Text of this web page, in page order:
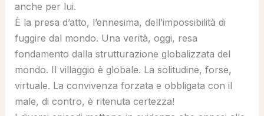
anche per lui.
È la presa d’atto, l’ennesima, dell’impossibilità di
fuggire dal mondo. Una verità, oggi, resa
fondamento dalla strutturazione globalizzata del
mondo. Il villaggio è globale. La solitudine, forse,
virtuale. La convivenza forzata e obbligata con il
male, di contro, è ritenuta certezza!